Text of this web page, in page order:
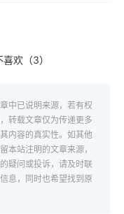
喜欢（3）
中已说明来源，若有权
转载文章仅为传递更多
内容的真实性。如其他
本站注明的文章来源，
疑问或投诉，请及时联
息，同时也希望找到原